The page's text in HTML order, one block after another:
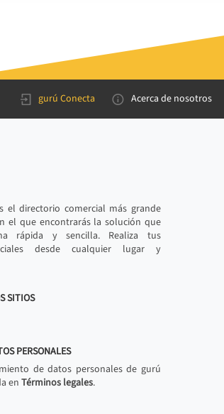
gurú Conecta Acerca de nosotros
el directorio comercial más grande
el que encontrarás la solución que
rápida y sencilla. Realiza tus
desde cualquier lugar y
SITIOS
PERSONALES
de datos personales de gurú
en Términos legales.